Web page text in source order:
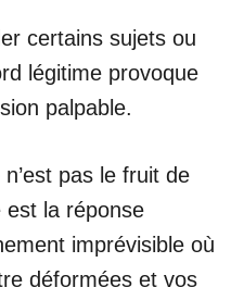
certains sujets ou
légitime provoque
palpable.
pas le fruit de
est la réponse
imprévisible où
déformées et vos